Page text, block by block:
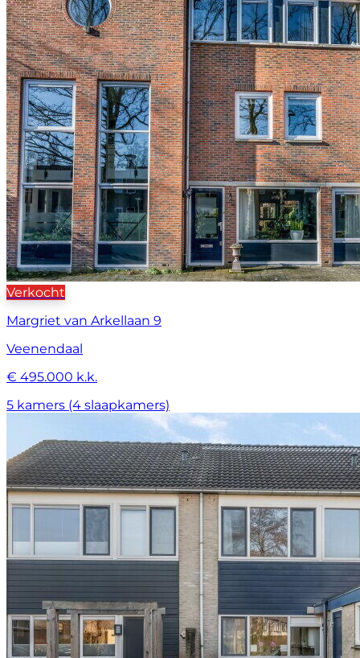
Verkocht
Margriet van Arkellaan 9
Veenendaal
€ 495.000 k.k.
5 kamers (4 slaapkamers)